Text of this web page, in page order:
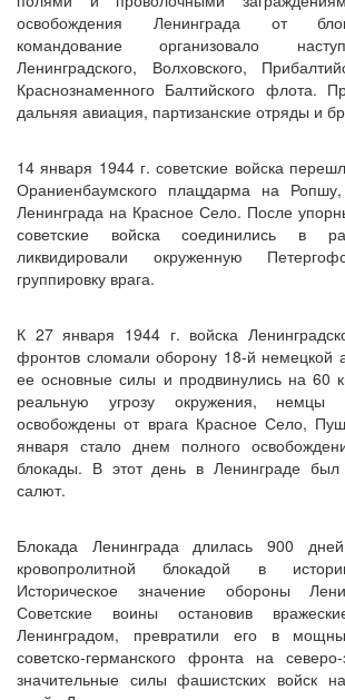
освобождения Ленинграда от
командование организовало
Ленинградского, Волховского,
Краснознаменного Балтийского флота.
дальняя авиация, партизанские отряды и
14 января 1944 г. советские войска
Ораниенбаумского плацдарма на
Ленинграда на Красное Село. После
советские войска соединились в
ликвидировали окруженную
группировку врага.
К 27 января 1944 г. войска
фронтов сломали оборону 18-й немецкой
ее основные силы и продвинулись на 60
реальную угрозу окружения, немцы
освобождены от врага Красное Село,
января стало днем полного
блокады. В этот день в Ленинграде был
салют.
Блокада Ленинграда длилась 900
кровопролитной блокадой в
Историческое значение обороны
Советские воины остановив
Ленинградом, превратили его в
советско-германского фронта на
значительные силы фашистских войск